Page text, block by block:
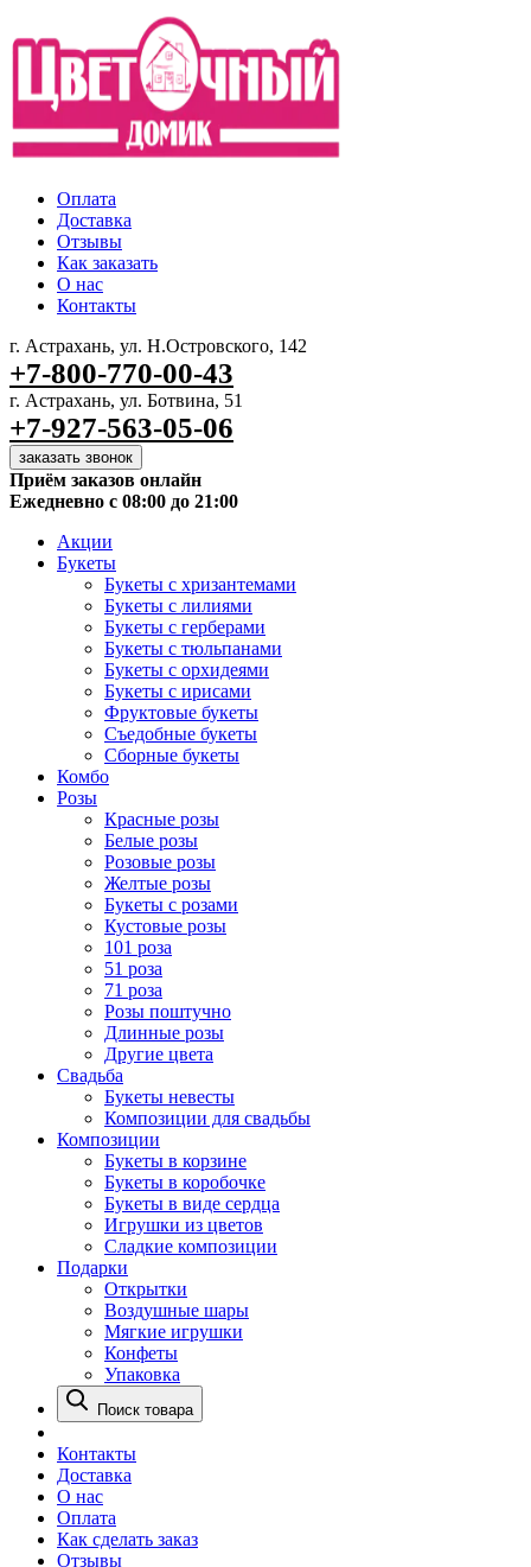
Оплата
Доставка
Отзывы
Как заказать
О нас
Контакты
г. Астрахань, ул. Н.Островского, 142
+7-800-770-00-43
г. Астрахань, ул. Ботвина, 51
+7-927-563-05-06
заказать звонок
Приём заказов онлайн
Ежедневно с 08:00 до 21:00
Акции
Букеты
Букеты с хризантемами
Букеты с лилиями
Букеты с герберами
Букеты с тюльпанами
Букеты с орхидеями
Букеты с ирисами
Фруктовые букеты
Съедобные букеты
Сборные букеты
Комбо
Розы
Красные розы
Белые розы
Розовые розы
Желтые розы
Букеты с розами
Кустовые розы
101 роза
51 роза
71 роза
Розы поштучно
Длинные розы
Другие цвета
Свадьба
Букеты невесты
Композиции для свадьбы
Композиции
Букеты в корзине
Букеты в коробочке
Букеты в виде сердца
Игрушки из цветов
Сладкие композиции
Подарки
Открытки
Воздушные шары
Мягкие игрушки
Конфеты
Упаковка
Поиск товара
Контакты
Доставка
О нас
Оплата
Как сделать заказ
Отзывы